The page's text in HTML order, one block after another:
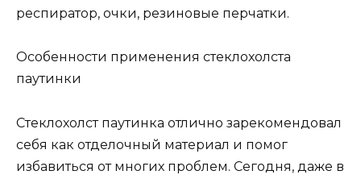
респиратор, очки, резиновые перчатки.
Особенности применения стеклохолста
паутинки
Стеклохолст паутинка отлично зарекомендовал
себя как отделочный материал и помог
избавиться от многих проблем. Сегодня, даже в